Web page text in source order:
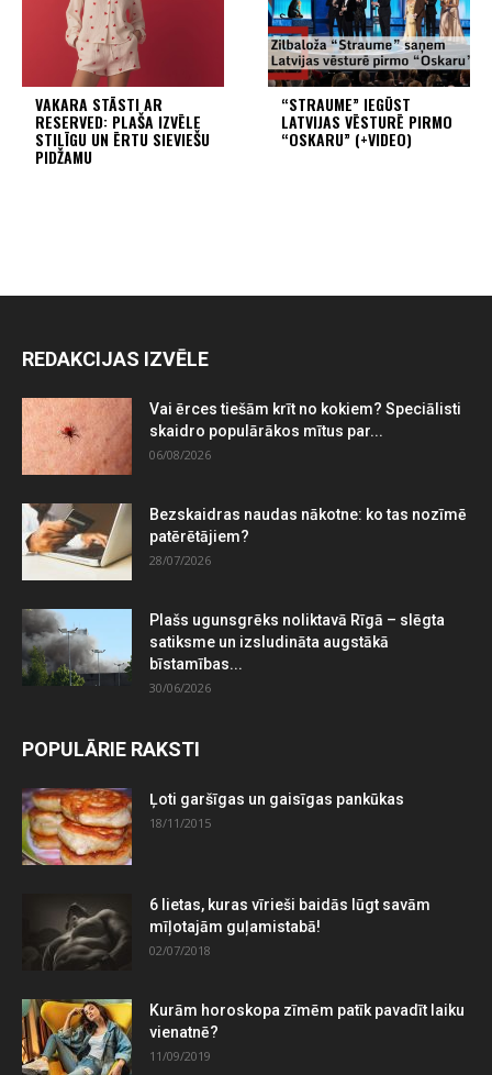
VAKARA STĀSTI AR
RESERVED: PLAŠA IZVĒLE
STILĪGU UN ĒRTU SIEVIEŠU
PIDŽAMU
“STRAUME” IEGŪST
LATVIJAS VĒSTURĒ PIRMO
“OSKARU” (+VIDEO)
REDAKCIJAS IZVĒLE
Vai ērces tiešām krīt no kokiem? Speciālisti
skaidro populārākos mītus par...
06/08/2026
Bezskaidras naudas nākotne: ko tas nozīmē
patērētājiem?
28/07/2026
Plašs ugunsgrēks noliktavā Rīgā – slēgta
satiksme un izsludināta augstākā
bīstamības...
30/06/2026
POPULĀRIE RAKSTI
Ļoti garšīgas un gaisīgas pankūkas
18/11/2015
6 lietas, kuras vīrieši baidās lūgt savām
mīļotajām guļamistabā!
02/07/2018
Kurām horoskopa zīmēm patīk pavadīt laiku
vienatnē?
11/09/2019